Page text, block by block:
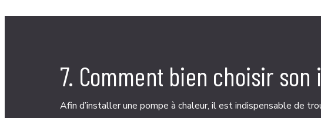
7. Comment bien choisir
Afin d’installer une pompe à chaleur, il est indispensable de